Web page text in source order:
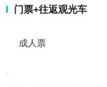
门票+往返观光车
成人票